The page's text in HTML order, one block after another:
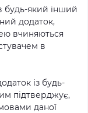
будь-який інший
додаток,
вчиняються
в
із будь-
підтверджує,
даної